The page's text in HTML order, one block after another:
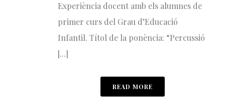
Experiència docent amb els alumnes de
primer curs del Grau d’Educació
Infantil. Títol de la ponència: “Percussió
[...]
READ MORE